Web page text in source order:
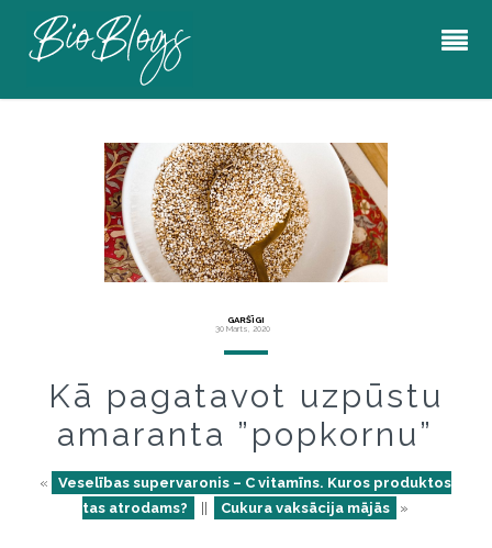
GARŠĪGI
30 Marts, 2020
Kā pagatavot uzpūstu
amaranta ”popkornu”
«
Veselības supervaronis – C vitamīns. Kuros produktos
tas atrodams?
Cukura vaksācija mājās »